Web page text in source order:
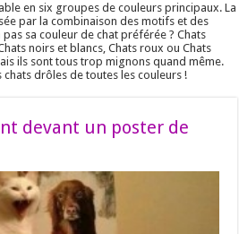
en six groupes de couleurs principaux. La
par la combinaison des motifs et des
pas sa couleur de chat préférée ? Chats
noirs et blancs, Chats roux ou Chats
ils sont tous trop mignons quand même.
drôles de toutes les couleurs !
devant un poster de